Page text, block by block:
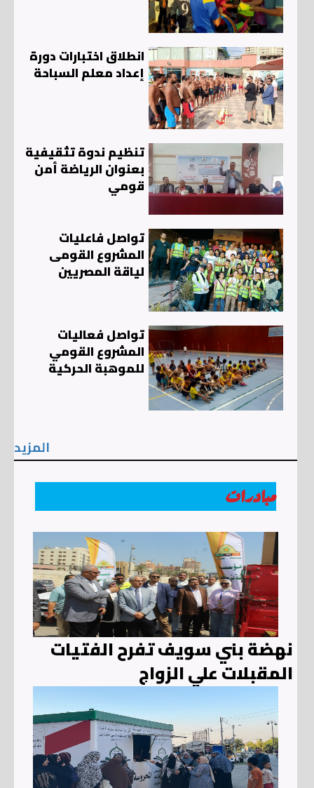
انطلاق اختبارات دورة
إعداد معلم السباحة
تنظيم ندوة تثقيفية
بعنوان الرياضة أمن
قومي
تواصل فاعليات
المشروع القومى
لياقة المصريين
تواصل فعاليات
المشروع القومي
للموهبة الحركية
المزيد
مبادرات
نهضة بني سويف تفرح الفتيات
المقبلات علي الزواج